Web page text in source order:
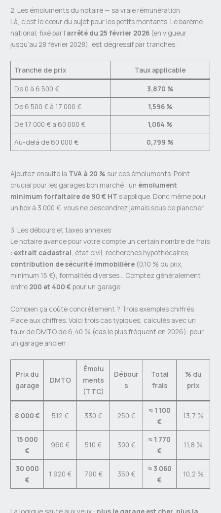
2. Les émoluments du notaire — sa vraie rémunération
Là, c’est le cœur du sujet pour les petits montants. Le barème
national, fixé par l’arrêté du 25 février 2026 (en vigueur
jusqu’au 28 février 2028), est dégressif par tranches :
Tranche de prix
Taux applicable
De 0 à 6 500 €
3,870 %
De 6 500 € à 17 000 €
1,596 %
De 17 000 € à 60 000 €
1,064 %
Au-delà de 60 000 €
0,799 %
Ajoutez ensuite la TVA à 20 % sur ces émoluments. Point
crucial pour les garages bon marché : un émolument
minimum forfaitaire de 90 € HT s’applique. Donc même pour
un box à 3 000 €, vous ne descendrez jamais sous ce plancher.
3. Les débours et taxes annexes
Le notaire avance pour votre compte un certain nombre de frais
: extrait cadastral, état civil, recherches hypothécaires,
contribution de sécurité immobilière (0,10 % du prix,
minimum 15 €), formalités diverses… Comptez généralement
entre 200 et 400 € pour un garage.
Combien ça coûte concrètement ? Trois exemples chiffrés
Place aux chiffres. Voici trois cas typiques, calculés avec un
taux de DMTO de 6,40 % (cas le plus fréquent en 2026), pour
un garage ancien :
Prix du
garage
DMTO
Émolu
ments
(TTC)
Débour
s
Total
frais
% du
prix
8 000 € 512 € 330 € 250 €
≈ 1 100
€
13,7 %
15 000
€
960 € 510 € 300 €
≈ 1 770
€
11,8 %
30 000
€
1 920 € 790 € 350 €
≈ 3 060
€
10,2 %